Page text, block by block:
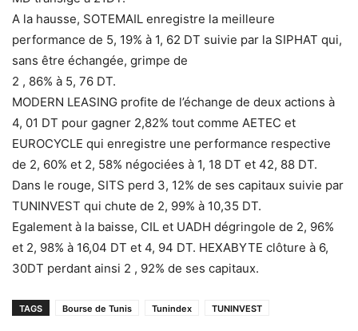
A la hausse, SOTEMAIL enregistre la meilleure
performance de 5, 19% à 1, 62 DT suivie par la SIPHAT qui,
sans être échangée, grimpe de
2 , 86% à 5, 76 DT.
MODERN LEASING profite de l’échange de deux actions à
4, 01 DT pour gagner 2,82% tout comme AETEC et
EUROCYCLE qui enregistre une performance respective
de 2, 60% et 2, 58% négociées à 1, 18 DT et 42, 88 DT.
Dans le rouge, SITS perd 3, 12% de ses capitaux suivie par
TUNINVEST qui chute de 2, 99% à 10,35 DT.
Egalement à la baisse, CIL et UADH dégringole de 2, 96%
et 2, 98% à 16,04 DT et 4, 94 DT. HEXABYTE clôture à 6,
30DT perdant ainsi 2 , 92% de ses capitaux.
TAGS Bourse de Tunis Tunindex TUNINVEST